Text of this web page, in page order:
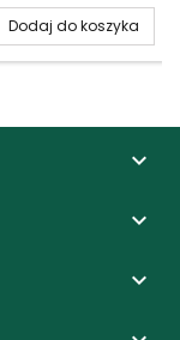
Dodaj do koszyka


